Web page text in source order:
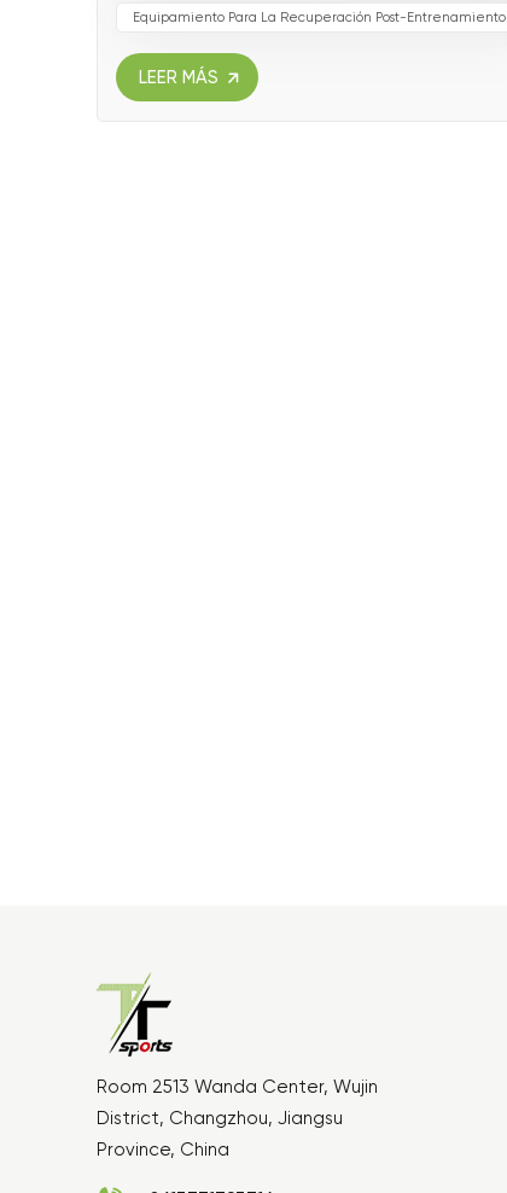
Equipamiento Para La Recuperación Post-Entrenamiento
LEER MÁS
Room 2513 Wanda Center, Wujin
District, Changzhou, Jiangsu
Province, China